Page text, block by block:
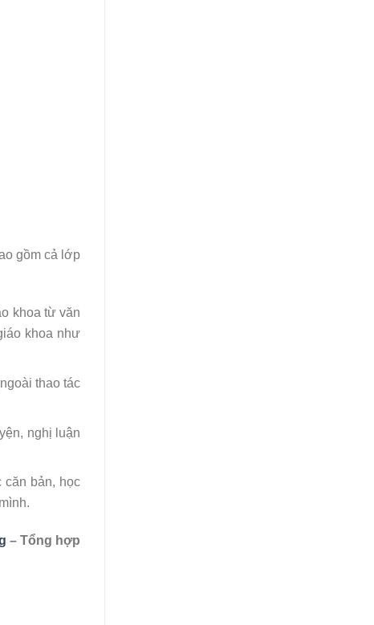
gồm cả lớp
khoa từ văn
khoa như
thao tác
nghị luận
căn bản, học
– Tổng hợp